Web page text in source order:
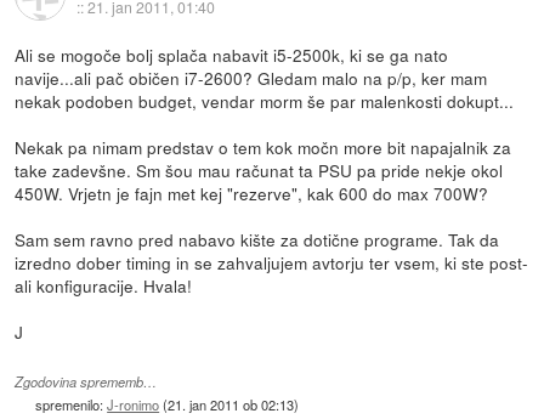
::21. jan 2011, 01:40
Ali se mogoče bolj splača nabavit i5-2500k, ki se ga nato
navije...ali pač običen i7-2600? Gledam malo na p/p, ker mam
nekak podoben budget, vendar morm še par malenkosti dokupt...
Nekak pa nimam predstav o tem kok močn more bit napajalnik za
take zadevšne. Sm šou mau računat ta PSU pa pride nekje okol
450W. Vrjetn je fajn met kej "rezerve", kak 600 do max 700W?
Sam sem ravno pred nabavo kište za dotične programe. Tak da
izredno dober timing in se zahvaljujem avtorju ter vsem, ki ste post-
ali konfiguracije. Hvala!
J
Zgodovina sprememb…
spremenilo:J-ronimo(21. jan 2011 ob 02:13)